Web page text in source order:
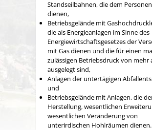
Standseilbahnen, die dem
dienen,
Betriebsgelände mit
die als Energieanlagen im Sinne des
Energiewirtschaftsgesetzes der
mit Gas dienen und die für einen
zulässigen Betriebsdruck von mehr
ausgelegt sind,
Anlagen der untertägigen
und
Betriebsgelände mit Anlagen, die
Herstellung, wesentlichen
wesentlichen Veränderung von
unterirdischen Hohlräumen dienen.